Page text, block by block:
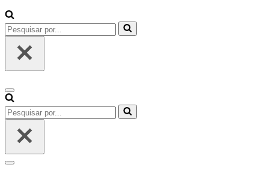
Pesquisar
por...
Menu
de
navegação
Pesquisar
por...
Menu